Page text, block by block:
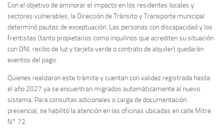
Con el objetivo de aminorar el impacto en los residentes locales y
sectores vulnerables, la Dirección de Tránsito y Transporte municipal
determinó pautas de exceptuación. Las personas con discapacidad y los
frentistas (tanto propietarios como inquilinos que acrediten su situación
con DNI, recibo de luz y tarjeta verde o contrato de alquiler) quedarán
exentos del pago.
Quienes realizaron este trámite y cuentan con validez registrada hasta
el año 2027 ya se encuentran migrados automáticamente al nuevo
sistema. Para consultas adicionales o carga de documentación
presencial, se habilitó la atención en las oficinas ubicadas en calle Mitre
N° 72.